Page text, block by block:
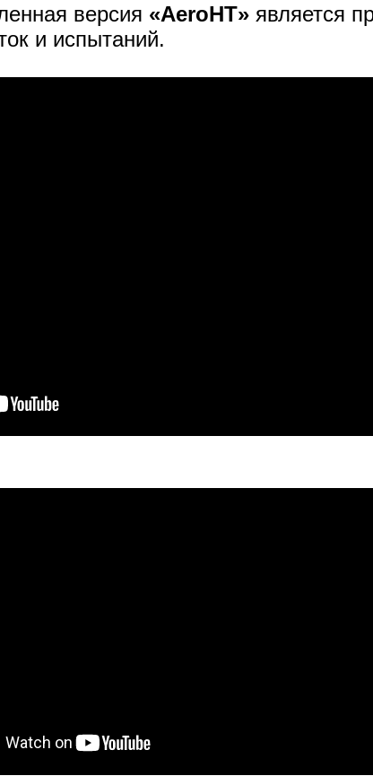
версия «AeroHT» является
и испытаний.